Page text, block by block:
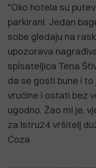
"Oko hotela su
parkirani. Jedan
sobe gledaju na
upozorava
spisateljica Tena
da se gosti bune i to
vrućine i ostati bez
ugodno. Žao mi je,
za Istru24 vršitelj
Ćoza